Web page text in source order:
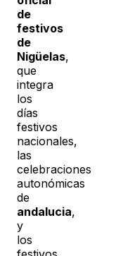
de
festivos
de
Nigüelas,
que
integra
los
días
festivos
nacionales,
las
celebraciones
autonómicas
de
andalucia,
y
los